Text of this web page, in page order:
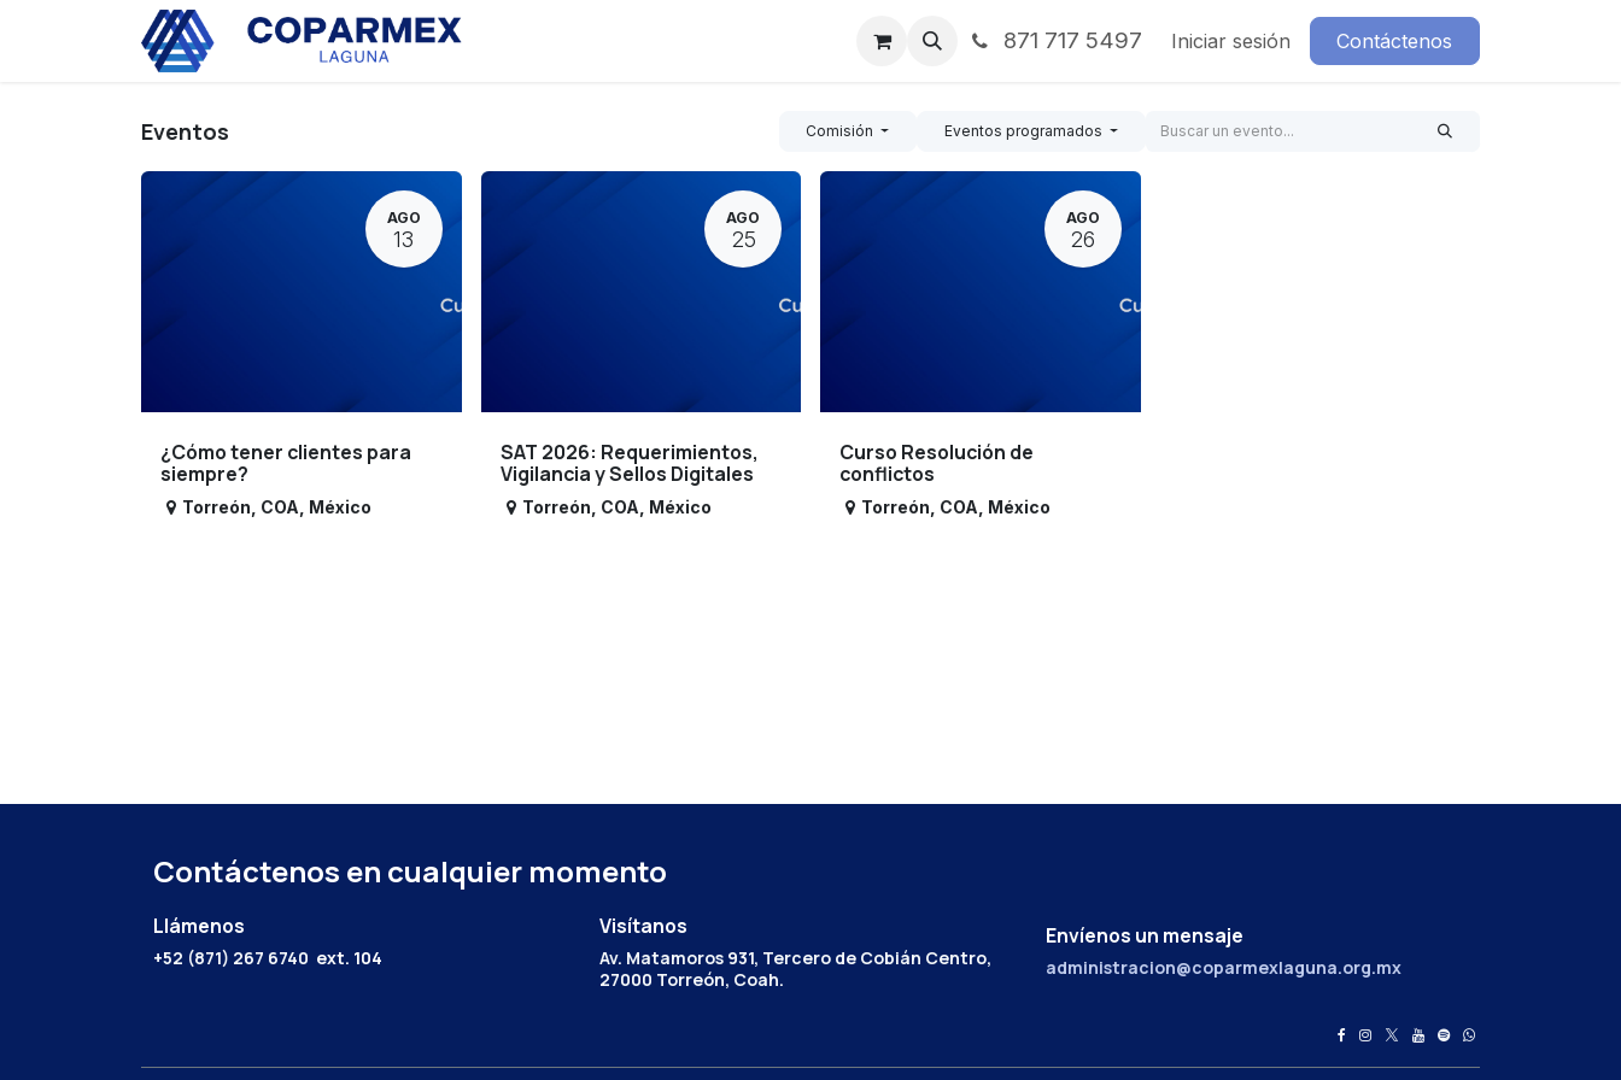
Noticias Contáctenos871 717 5497 Iniciar sesión Contáctenos
Eventos Comisión Eventos programados
AGO
13
¿Cómo tener clientes para
siempre?
Torreón COA México
AGO
25
SAT 2026: Requerimientos,
Vigilancia y Sellos Digitales
Torreón COA México
AGO
26
Curso Resolución de
conflictos
Torreón COA México
Contáctenos en cualquier momento
Llámenos
+52 (871) 267 6740 ext. 104
Envíenos un mensaje
administracion@coparmexlaguna.org.mx
Visítanos
Av. Matamoros 931, Tercero de Cobián Centro,
27000 Torreón, Coah.